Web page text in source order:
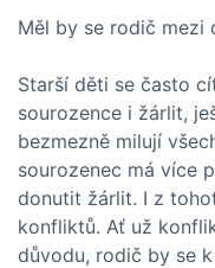
Měl by se rodič mezi
Starší děti se často
sourozence i žárlit,
bezmezně milují
sourozenec má více
donutit žárlit. I z
konfliktů. Ať už
důvodu, rodič by se